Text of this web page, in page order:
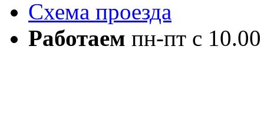
Схема проезда
Работаем пн-пт с